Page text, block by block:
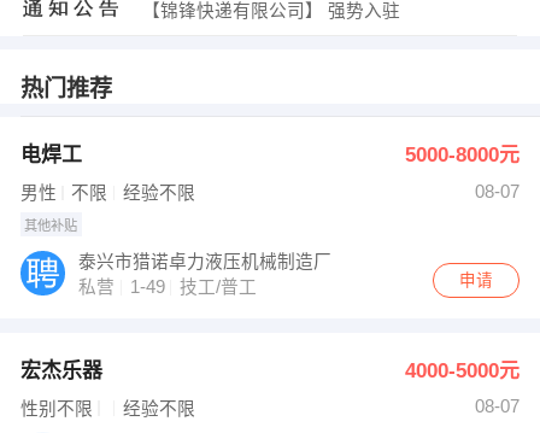
【锦锋快递有限公司】 强势入驻
【龚玮】 强势入驻
热门推荐
电焊工 5000-8000元
男性 不限 经验不限 08-07
其他补贴
泰兴市猎诺卓力液压机械制造厂
私营
1-49 技工/普工 申请
宏杰乐器 4000-5000元
性别不限 经验不限
08-07